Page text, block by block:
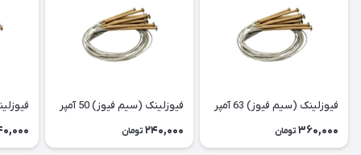
فیوزلینک (سیم فیوز) 63 آمپر
360,000 تومان
فیوزلینک (سیم فیوز) 50 آمپر
240,000 تومان